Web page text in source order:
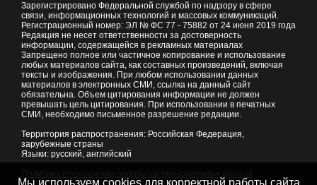
Зарегистрировано Федеральной службой по надзору в сфере
связи, информационных технологий и массовых коммуникаций.
Регистрационный номер: ЭЛ № ФС 77 - 75882 от 24 июня 2019 года
Редакция не несет ответственности за достоверность
информации, содержащейся в рекламных материалах
Запрещено полное или частичное копирование и использование
любых материалов сайта, как составных произведений, включая
тексты и изображения. При любом использовании данных
материалов в электронных СМИ, ссылка на данный сайт
обязательна. Объем цитирования информации не должен
превышать цель цитирования. При использовании в печатных
СМИ, необходимо письменное разрешение редакции.
Территория распространения: Российская Федерация,
зарубежные страны
Языки: русский, английский
Мы используем cookies для корректной работы сайта